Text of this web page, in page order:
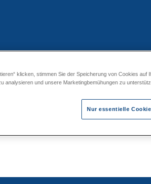
CP... R×Rp
klicken, stimmen Sie der Speicherung von Cookies
analysieren und unsere Marketingbemühungen zu
Nur essentielle